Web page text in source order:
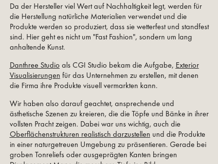
Da der Hersteller viel Wert auf Nachhaltigkeit legt, werden für
die Herstellung natürliche Materialien verwendet und die
Produkte werden so produziert, dass sie wetterfest und standfest
sind. Hier geht es nicht um "Fast Fashion", sondern um lang
anhaltende Kunst.
Danthree Studio als CGI Studio bekam die Aufgabe, Exterior
Visualisierungen für das Unternehmen zu erstellen, mit denen
die Firma ihre Produkte visuell vermarkten kann.
Wir haben also darauf geachtet, ansprechende und
ästhetische Szenen zu kreieren, die die Töpfe und Bänke in ihrer
vollsten Pracht zeigen. Dabei war uns wichtig, auch die
Oberflächenstrukturen realistisch darzustellen und die Produkte
in einer naturgetreuen Umgebung zu präsentieren. Gerade bei
groben Tonreliefs oder ausgeprägten Kanten bringen